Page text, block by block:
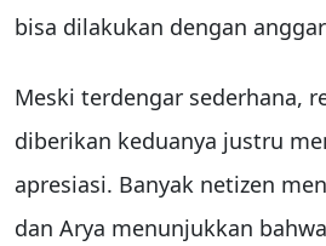
bisa dilakukan dengan
Meski terdengar sederhana,
diberikan keduanya justru
apresiasi. Banyak netizen
dan Arya menunjukkan